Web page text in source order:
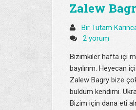
Zalew
Bir Tutam
2 yorum
Bizimkiler hafta içi
bayılırım. Heyecan
Zalew Bagry bize
buldum kendimi.
Bizim için dana eti